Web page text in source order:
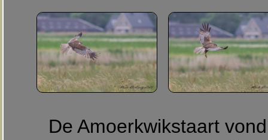
De Amoerkwikstaart